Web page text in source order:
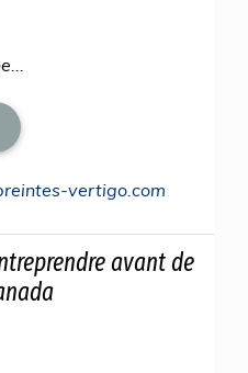
vertigo.com
avant de